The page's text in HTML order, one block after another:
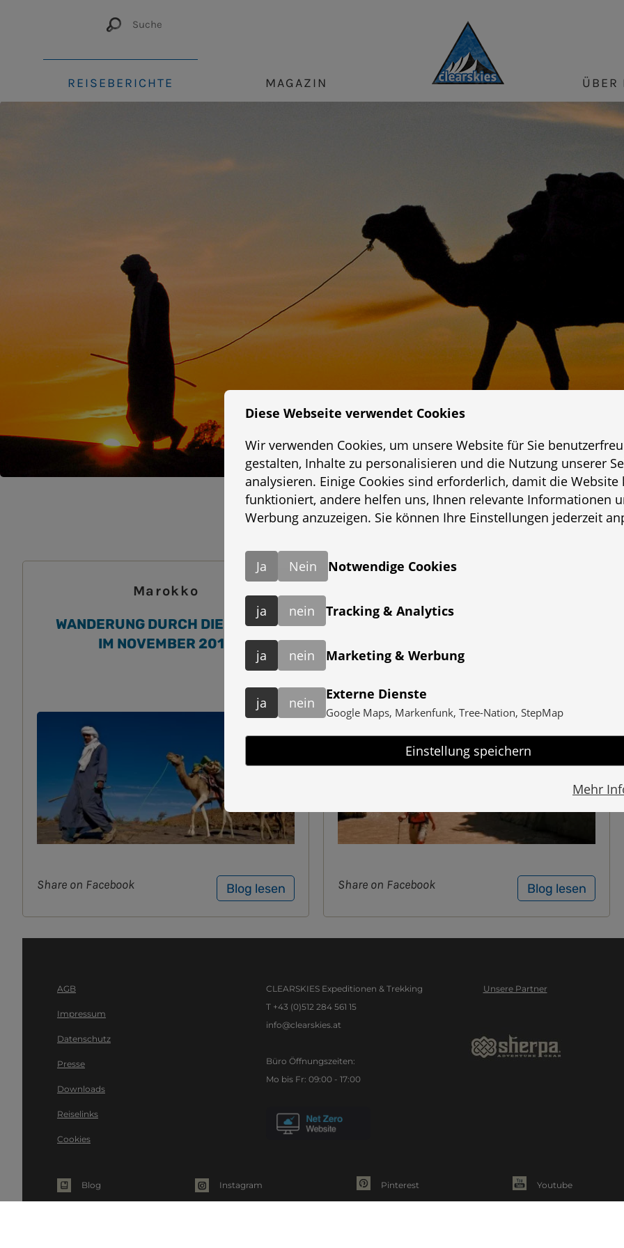
REISEBERICHTE MAGAZIN ÜBER
Marokko
WANDERUNG DURCH DIE WÜSTE
IM NOVEMBER 2014
Share on Facebook Blog lesen
ÜBERSCHREITUNG DES HOHEN
IM JUNI 2009
Share on Facebook Blog lesen
AGB
Impressum
Datenschutz
Presse
Downloads
Reiselinks
Cookies
CLEARSKIES Expeditionen & Trekking
T +43 (0)512 284 561 15
info@clearskies.at
Büro Öffnungszeiten:
Mo bis Fr: 09:00 - 17:00
Unsere Partner
Blog Instagram Pinterest Youtube
Diese Webseite verwendet Cookies
Wir verwenden Cookies, um unsere Website für Sie
gestalten, Inhalte zu personalisieren und die Nutzung unserer
analysieren. Einige Cookies sind erforderlich, damit die Website
funktioniert, andere helfen uns, Ihnen relevante Informationen
Werbung anzuzeigen. Sie können Ihre Einstellungen jederzeit
Ja Nein Notwendige Cookies
ja nein Tracking & Analytics
ja nein Marketing & Werbung
ja nein
Externe Dienste
Google Maps, Markenfunk, Tree-Nation, StepMap
Einstellung speichern
Mehr